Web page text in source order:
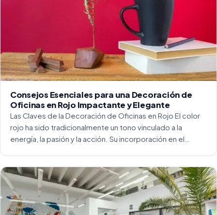
Consejos Esenciales para una Decoración de
Oficinas en Rojo Impactante y Elegante
Las Claves de la Decoración de Oficinas en Rojo El color
rojo ha sido tradicionalmente un tono vinculado a la
energía, la pasión y la acción. Su incorporación en el